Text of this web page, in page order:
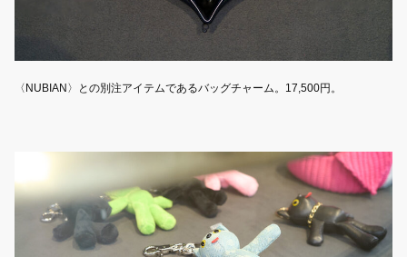
〈NUBIAN〉との別注アイテムであるバッグチャーム。17,500円。